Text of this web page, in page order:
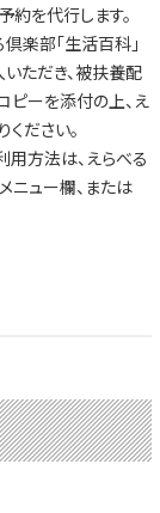
を代行します。
楽部「生活百科」
ただき、被扶養配
ーを添付の上、え
ださい。
方法は、えらべる
ニュー欄、または